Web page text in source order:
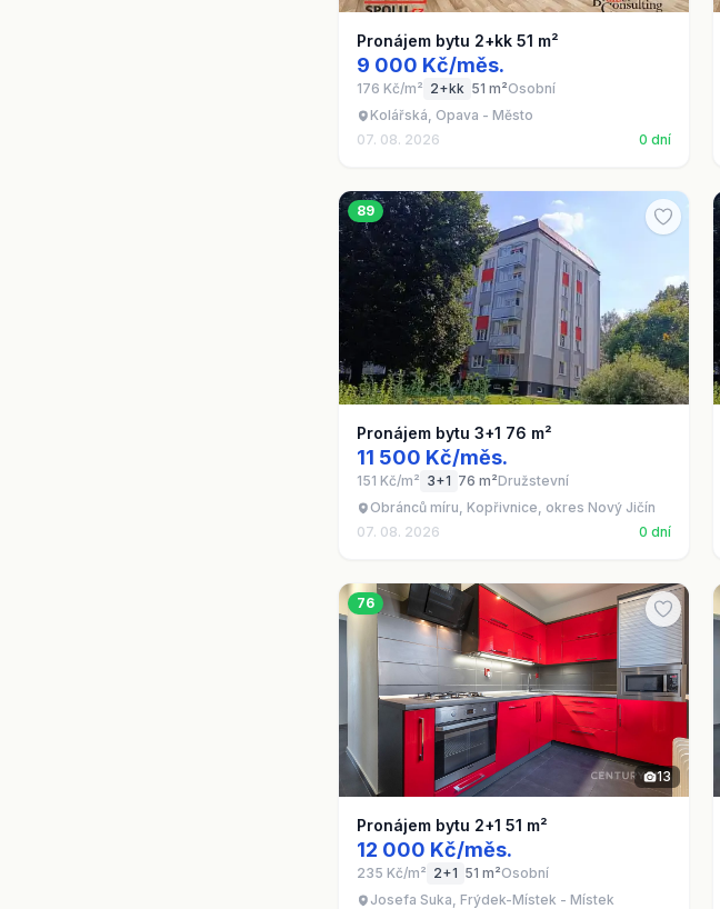
Pronájem bytu 2+kk 51 m²
9 000 Kč/měs.
176 Kč/m² 2+kk 51 m²Osobní
Kolářská, Opava - Město
07. 08. 2026
0 dní
89
Pronájem bytu 3+1 76 m²
11 500 Kč/měs.
151 Kč/m² 3+1 76 m²Družstevní
Obránců míru, Kopřivnice, okres Nový Jičín
07. 08. 2026
0 dní
76
13
Pronájem bytu 2+1 51 m²
12 000 Kč/měs.
235 Kč/m² 2+1 51 m²Osobní
Josefa Suka, Frýdek-Místek - Místek